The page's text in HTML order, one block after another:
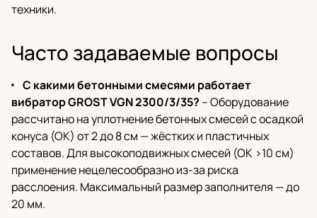
техники.
Часто задаваемые вопросы
С какими бетонными смесями работает
вибратор GROST VGN 2300/3/35? – Оборудование
рассчитано на уплотнение бетонных смесей с осадкой
конуса (ОК) от 2 до 8 см — жёстких и пластичных
составов. Для высокоподвижных смесей (ОК >10 см)
применение нецелесообразно из-за риска
расслоения. Максимальный размер заполнителя — до
20 мм.